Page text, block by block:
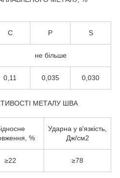
C P S
не більше
0,11 0,035 0,030
МЕТАЛУ ШВА
%
Ударна у в'язкість,
Дж/см2
≥22 ≥78